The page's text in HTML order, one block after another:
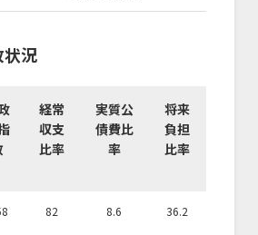
況
経常
収支
比率
実質公
債費比
率
将来
負担
比率
82 8.6 36.2